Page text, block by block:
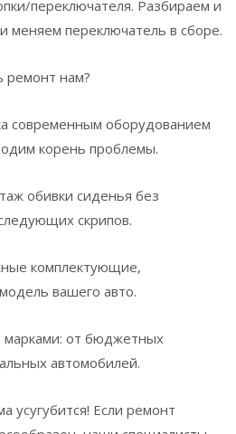
переключателя. Разбираем и
меняем переключатель в сборе.
ремонт нам?
современным оборудованием
корень проблемы.
обивки сиденья без
скрипов.
комплектующие,
вашего авто.
марками: от бюджетных
автомобилей.
усугубится! Если ремонт